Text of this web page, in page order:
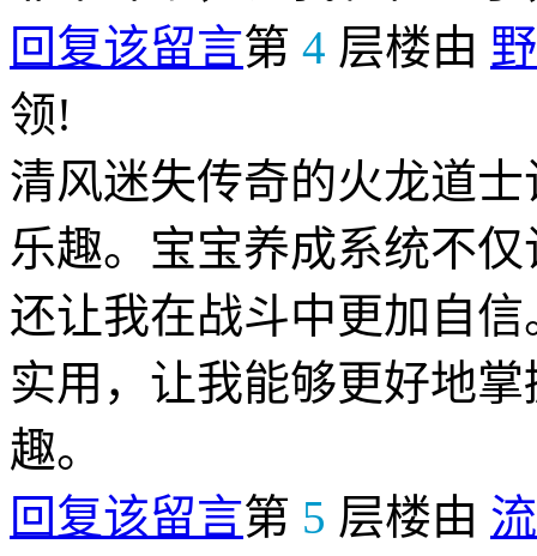
回复该留言第 4 层楼由
领!
清风迷失传奇的火龙道
乐趣。宝宝养成系统不
还让我在战斗中更加自
实用，让我能够更好地
趣。
回复该留言第 5 层楼由